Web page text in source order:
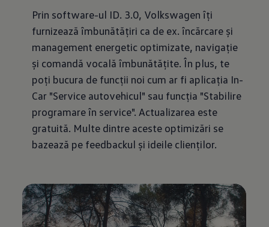
Prin software-ul ID. 3.0, Volkswagen îți
furnizează îmbunătățiri ca de ex. încărcare și
management energetic optimizate, navigație
și comandă vocală îmbunătățite. În plus, te
poți bucura de funcții noi cum ar fi aplicația In-
Car "Service autovehicul" sau funcția "Stabilire
programare în service". Actualizarea este
gratuită. Multe dintre aceste optimizări se
bazează pe feedbackul și ideile clienților.